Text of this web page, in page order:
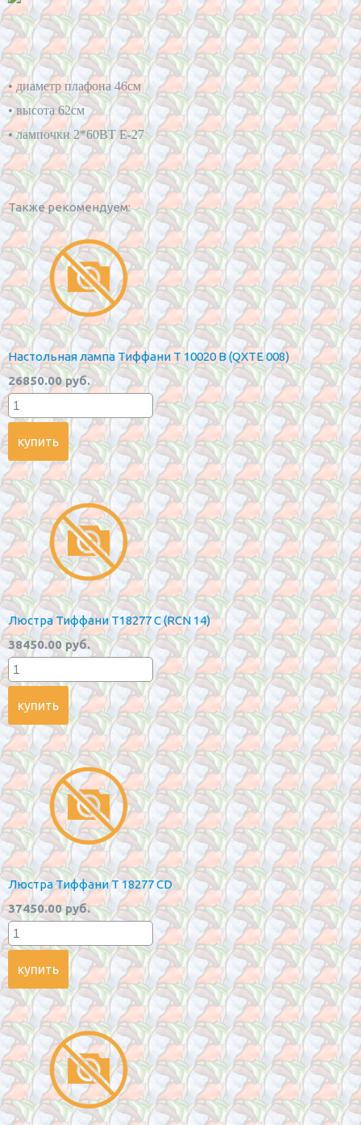
• диаметр плафона 46см
• высота 62см
• лампочки 2*60BT Е-27
Также рекомендуем:
Настольная лампа Тиффани T 10020 B (QXTE 008)
26850.00 руб.
Люстра Тиффани Т18277 С (RCN 14)
38450.00 руб.
Люстра Тиффани T 18277 CD
37450.00 руб.